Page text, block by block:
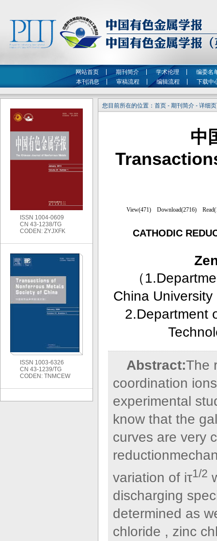
网站首页 期刊简介 学术伦理
编委名
本刊消息
审稿流程 编辑流程 下载中
您目前所在的位置：首页 - 期刊简介 - 详细
中
CATHODIC
（
China
2.Department
Abstract:The
coordination
experimental
know that the
curves are very
variation of iτ1/2
discharging
determined as
chloride , zinc
ISSN 1004-0609
CN 43-1238/TG
CODEN: ZYJXFK
ISSN 1003-6326
CN 43-1239/TG
CODEN: TNMCEW